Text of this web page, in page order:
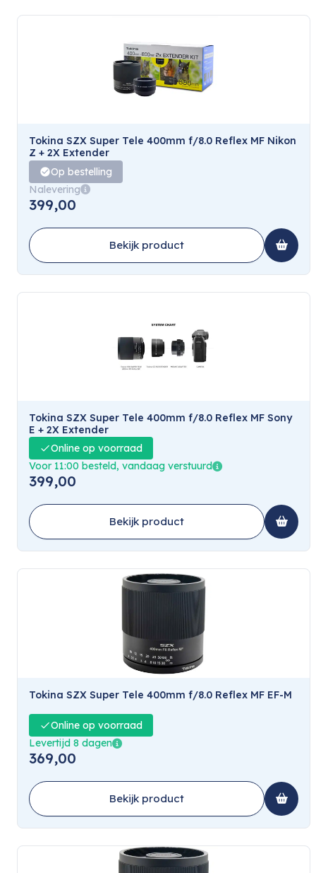
Tokina SZX Super Tele 400mm f/8.0 Reflex MF Nikon
Z + 2X Extender
Op bestelling
Nalevering
399,00
Bekijk product
Tokina SZX Super Tele 400mm f/8.0 Reflex MF Sony
E + 2X Extender
Online op voorraad
Voor 11:00 besteld, vandaag verstuurd
399,00
Bekijk product
Tokina SZX Super Tele 400mm f/8.0 Reflex MF EF-M
Online op voorraad
Levertijd 8 dagen
369,00
Bekijk product